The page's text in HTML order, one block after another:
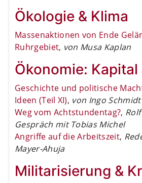
Ökologie & Klima
Massenaktionen von Ende
Ruhrgebiet, von Musa Kaplan
Ökonomie:
Geschichte und politische
Ideen (Teil XI), von Ingo Schmidt
Weg vom Achtstundentag?,
Gespräch mit Tobias Michel
Angriffe auf die Arbeitszeit,
Mayer-Ahuja
Militarisierung &